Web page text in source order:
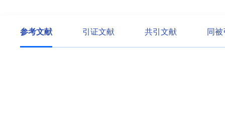
参考文献 引证文献 共引文献 同